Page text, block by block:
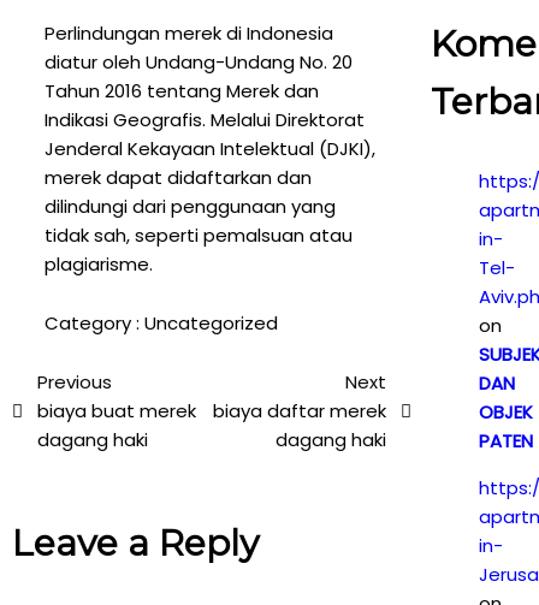
Perlindungan merek di Indonesia
diatur oleh Undang-Undang No. 20
Tahun 2016 tentang Merek dan
Indikasi Geografis. Melalui Direktorat
Jenderal Kekayaan Intelektual (DJKI),
merek dapat didaftarkan dan
dilindungi dari penggunaan yang
tidak sah, seperti pemalsuan atau
plagiarisme.
Category : Uncategorized
Previous
biaya buat merek
dagang haki
Next
biaya daftar merek
dagang haki
Leave a Reply
in-
Tel-
on
DAN
OBJEK
PATEN
in-